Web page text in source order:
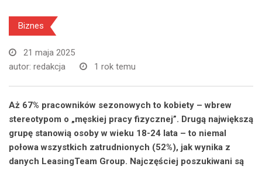
Biznes
21 maja 2025
autor: redakcja 1 rok temu
Aż 67% pracowników sezonowych to kobiety – wbrew
stereotypom o „męskiej pracy fizycznej”. Drugą największą
grupę stanowią osoby w wieku 18-24 lata – to niemal
połowa wszystkich zatrudnionych (52%), jak wynika z
danych LeasingTeam Group. Najczęściej poszukiwani są